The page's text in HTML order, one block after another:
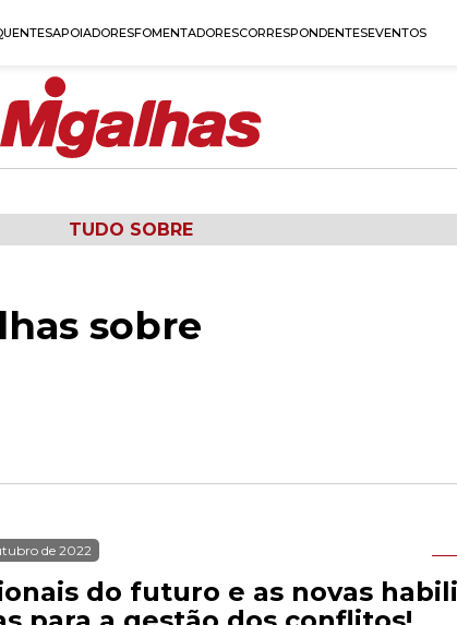
APOIADORESFOMENTADORESCORRESPONDENTESEVENTOS
TUDO SOBRE
sobre
de 2022
do futuro e as novas